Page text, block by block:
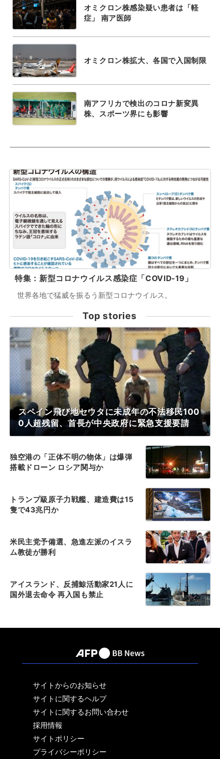
オミクロン株感染疑い患者は「軽
症」 南ア医師
オミクロン株拡大、各国で入国制限
南アフリカで検出のコロナ新変異
株、スポーツ界にも影響
特集：新型コロナウイルス感染症「COVID-19」
世界各地で猛威を振るう新型コロナウイルス。
Top stories
スペイン飛び地セウタに未成年の不法移民100
0人超残留、首長が中央政府に緊急支援要請
独空港の「正体不明の物体」は爆弾
搭載ドローン ロシア関与か
トランプ級原子力戦艦、建造費は15
隻で43兆円か
米民主党予備選、急進左派のイスラ
ム教徒が勝利
アイスランド、反捕鯨活動家21人に
国外退去命令 再入国も禁止
サイトからのお知らせ
サイトに関するヘルプ
サイトに関するお問い合わせ
採用情報
サイトポリシー
プライバシーポリシー